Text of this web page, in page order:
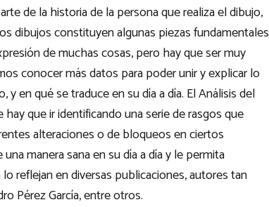
de la historia de la persona que realiza el dibujo,
dibujos constituyen algunas piezas fundamentales
de muchas cosas, pero hay que ser muy
conocer más datos para poder unir y explicar lo
en qué se traduce en su día a día. El Análisis del
que ir identificando una serie de rasgos que
alteraciones o de bloqueos en ciertos
manera sana en su día a día y le permita
reflejan en diversas publicaciones, autores tan
Pérez García, entre otros.